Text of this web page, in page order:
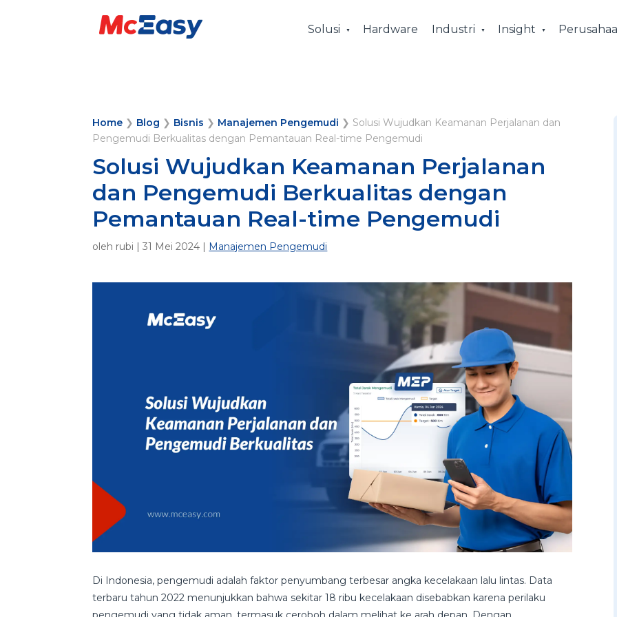
Solusi Hardware Industri Insight
Home ❯ Blog ❯ Bisnis ❯ Manajemen Pengemudi ❯ Solusi Wujudkan Keamanan Perjalanan dan
Pengemudi Berkualitas dengan Pemantauan Real-time Pengemudi
Solusi Wujudkan Keamanan Perjalanan
dan Pengemudi Berkualitas dengan
Pemantauan Real-time Pengemudi
oleh rubi |31 Mei 2024 | Manajemen Pengemudi
Di Indonesia, pengemudi adalah faktor penyumbang terbesar angka kecelakaan lalu lintas. Data
terbaru tahun 2022 menunjukkan bahwa sekitar 18 ribu kecelakaan disebabkan karena perilaku